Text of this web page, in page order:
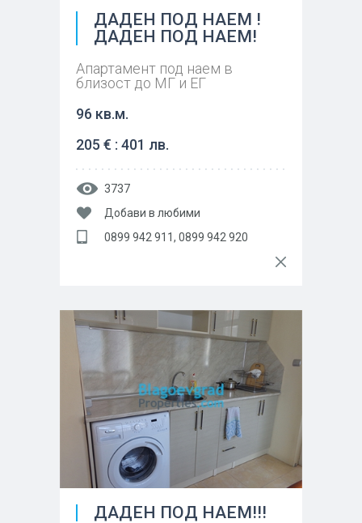
ДАДЕН ПОД НАЕМ !
ДАДЕН ПОД НАЕМ!
Апартамент под наем в
близост до МГ и ЕГ
96 кв.м.
205 € : 401 лв.
3737
Добави в любими
0899 942 911, 0899 942 920
ДАДЕН ПОД НАЕМ!!!